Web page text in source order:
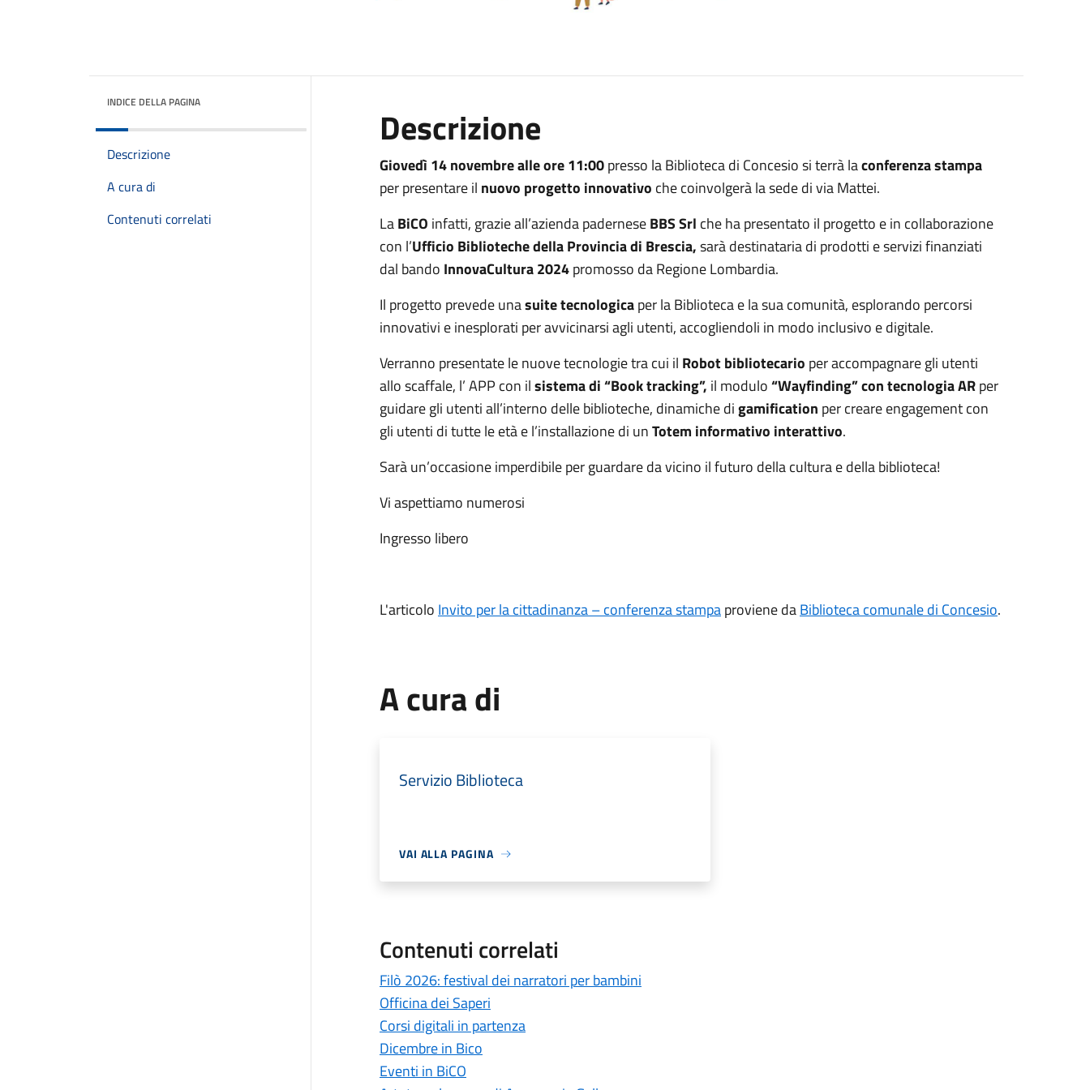
INDICE DELLA PAGINA
Descrizione
A cura di
Contenuti correlati
Descrizione
Giovedì 14 novembre alle ore 11:00presso la Biblioteca di Concesio si terrà laconferenza stampa
per presentare il nuovo progetto innovativo che coinvolgerà la sede di via Mattei.
LaBiCO infatti, grazie all’azienda paderneseBBS Srl che ha presentato il progetto e in collaborazione
con l’Ufficio Biblioteche della Provincia di Brescia,sarà destinataria di prodotti e servizi finanziati
dal bando InnovaCultura 2024promosso da Regione Lombardia.
Il progetto prevede unasuite tecnologicaper la Biblioteca e la sua comunità, esplorando percorsi
innovativi e inesplorati per avvicinarsi agli utenti, accogliendoli in modo inclusivo e digitale.
Verranno presentate le nuove tecnologie tra cui il Robot bibliotecario per accompagnare gli utenti
allo scaffale, l’ APP con ilsistema di “Book tracking”, il modulo“Wayfinding” con tecnologia ARper
guidare gli utenti all’interno delle biblioteche, dinamiche digamification per creare engagement con
gli utenti di tutte le età e l’installazione di unTotem informativo interattivo.
Sarà un’occasione imperdibile per guardare da vicino il futuro della cultura e della biblioteca!
Vi aspettiamo numerosi
Ingresso libero
L'articolo Invito per la cittadinanza – conferenza stampaproviene daBiblioteca comunale di Concesio.
A cura di
Servizio Biblioteca
VAI ALLA PAGINA
Contenuti correlati
Filò 2026: festival dei narratori per bambini
Officina dei Saperi
Corsi digitali in partenza
Dicembre in Bico
Eventi in BiCO